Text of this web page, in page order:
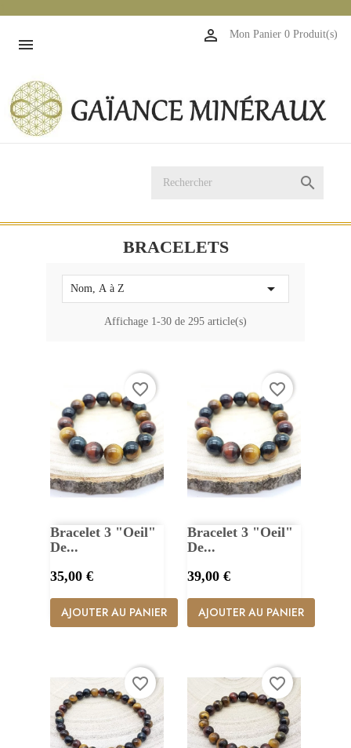

Mon Panier 0 Produit(s)


BRACELETS
Nom, A à Z 
Affichage 1-30 de 295 article(s)
Bracelet 3 "Oeil"
De...
Prix
35,00 €
AJOUTER AU PANIER
favorite_border
Bracelet 3 "Oeil"
De...
Prix
39,00 €
AJOUTER AU PANIER
favorite_border
favorite_border favorite_border